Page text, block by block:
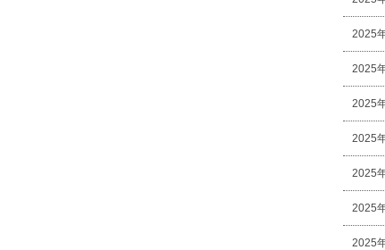
2025
2025
2025
2025
2025
2025
2025